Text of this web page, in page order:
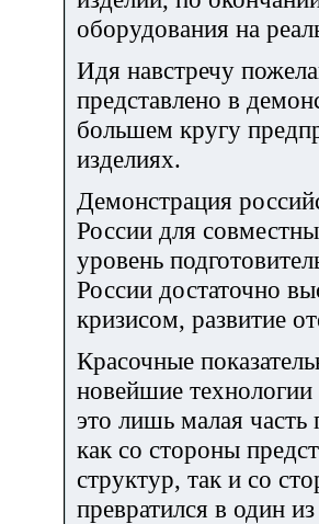
оборудования на
Идя навстречу
представлено в
большем кругу
изделиях.
Демонстрация
России для
уровень
России достаточно
кризисом, развитие
Красочные
новейшие
это лишь малая
как со стороны
структур, так и со
превратился в один